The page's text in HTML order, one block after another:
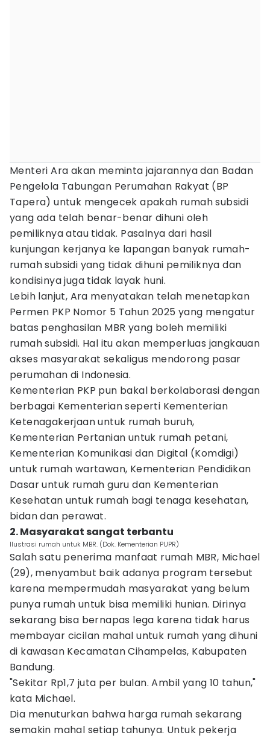
Menteri Ara akan meminta jajarannya dan Badan
Pengelola Tabungan Perumahan Rakyat (BP
Tapera) untuk mengecek apakah rumah subsidi
yang ada telah benar-benar dihuni oleh
pemiliknya atau tidak. Pasalnya dari hasil
kunjungan kerjanya ke lapangan banyak rumah-
rumah subsidi yang tidak dihuni pemiliknya dan
kondisinya juga tidak layak huni.
Lebih lanjut, Ara menyatakan telah menetapkan
Permen PKP Nomor 5 Tahun 2025 yang mengatur
batas penghasilan MBR yang boleh memiliki
rumah subsidi. Hal itu akan memperluas jangkauan
akses masyarakat sekaligus mendorong pasar
perumahan di Indonesia.
Kementerian PKP pun bakal berkolaborasi dengan
berbagai Kementerian seperti Kementerian
Ketenagakerjaan untuk rumah buruh,
Kementerian Pertanian untuk rumah petani,
Kementerian Komunikasi dan Digital (Komdigi)
untuk rumah wartawan, Kementerian Pendidikan
Dasar untuk rumah guru dan Kementerian
Kesehatan untuk rumah bagi tenaga kesehatan,
bidan dan perawat.
2. Masyarakat sangat terbantu
Ilustrasi rumah untuk MBR. (Dok. Kementerian PUPR)
Salah satu penerima manfaat rumah MBR, Michael
(29), menyambut baik adanya program tersebut
karena mempermudah masyarakat yang belum
punya rumah untuk bisa memiliki hunian. Dirinya
sekarang bisa bernapas lega karena tidak harus
membayar cicilan mahal untuk rumah yang dihuni
di kawasan Kecamatan Cihampelas, Kabupaten
Bandung.
"Sekitar Rp1,7 juta per bulan. Ambil yang 10 tahun,"
kata Michael.
Dia menuturkan bahwa harga rumah sekarang
semakin mahal setiap tahunya. Untuk pekerja